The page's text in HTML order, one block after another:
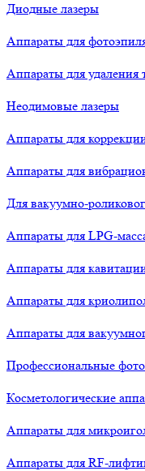
Диодные лазеры
Аппараты для
Аппараты для удаления
Неодимовые лазеры
Аппараты для
Аппараты для
Для вакуумно-
Аппараты для LPG-
Аппараты для
Аппараты для
Аппараты для
Профессиональные
Косметологические
Аппараты для
Аппараты для RF-